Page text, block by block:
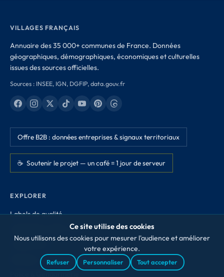
VILLAGES FRANÇAIS
Annuaire des 35 000+ communes de France. Données
géographiques, démographiques, économiques et culturelles
issues des sources officielles.
Sources : INSEE, IGN, DGFIP, data.gouv.fr
Offre B2B : données entreprises & signaux territoriaux
☕ Soutenir le projet — un café = 1 jour de serveur
EXPLORER
Labels de qualité
Appellations AOP / IGP
Boutique · souvenirs des villages
Ce site utilise des cookies
Nous utilisons des cookies pour mesurer l'audience et améliorer
votre expérience.
Refuser Personnaliser Tout accepter